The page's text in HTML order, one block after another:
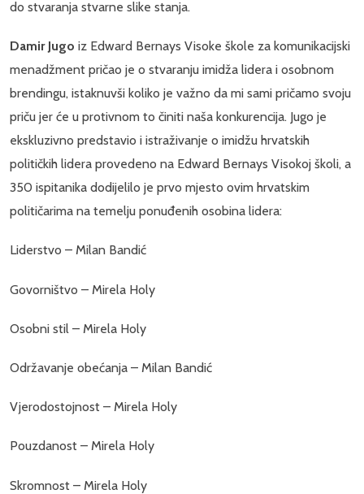
do stvaranja stvarne slike stanja.
Damir Jugo iz Edward Bernays Visoke škole za komunikacijski
menadžment pričao je o stvaranju imidža lidera i osobnom
brendingu, istaknuvši koliko je važno da mi sami pričamo svoju
priču jer će u protivnom to činiti naša konkurencija. Jugo je
ekskluzivno predstavio i istraživanje o imidžu hrvatskih
političkih lidera provedeno na Edward Bernays Visokoj školi, a
350 ispitanika dodijelilo je prvo mjesto ovim hrvatskim
političarima na temelju ponuđenih osobina lidera:
Liderstvo – Milan Bandić
Govorništvo – Mirela Holy
Osobni stil – Mirela Holy
Održavanje obećanja – Milan Bandić
Vjerodostojnost – Mirela Holy
Pouzdanost – Mirela Holy
Skromnost – Mirela Holy